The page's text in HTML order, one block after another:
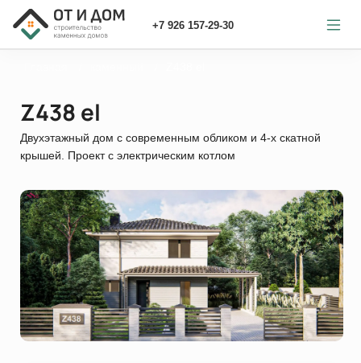
+7 926 157-29-30
Z438 el
Двухэтажный дом с современным обликом и 4-х скатной
крышей. Проект с электрическим котлом